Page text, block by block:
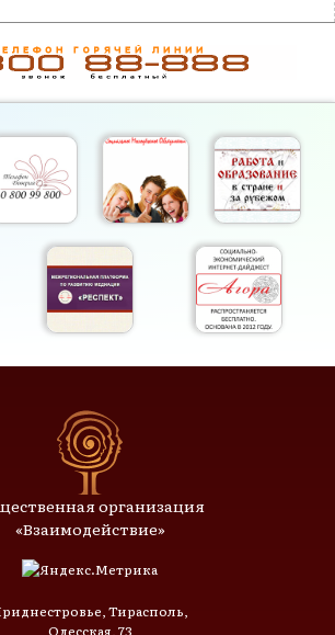
организация
«Взаимодействие»
Тирасполь,
Одесская, 73